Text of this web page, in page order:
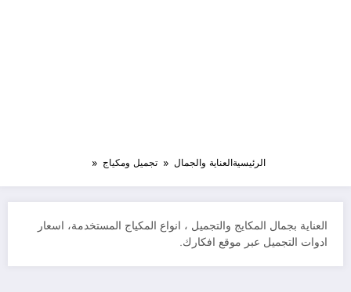
الرئيسيةالعناية والجمال تجميل ومكياج
العناية بجمال المكايج والتجميل ، انواع المكياج المستخدمة، اسعار
ادوات التجميل عبر موقع افكارك.